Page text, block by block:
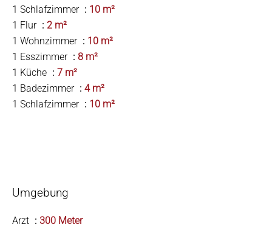
1 Schlafzimmer
10 m²
1 Flur
2 m²
1 Wohnzimmer
10 m²
1 Esszimmer
8 m²
1 Küche
7 m²
1 Badezimmer
4 m²
1 Schlafzimmer
10 m²
Umgebung
Arzt
300 Meter